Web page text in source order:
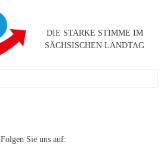
DIE STARKE STIMME IM
SÄCHSISCHEN LANDTAG
Folgen Sie uns auf: